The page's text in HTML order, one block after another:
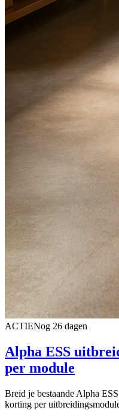
ACTIENog 26 dagen
Alpha ESS
per module
Breid je bestaande Alpha
korting per